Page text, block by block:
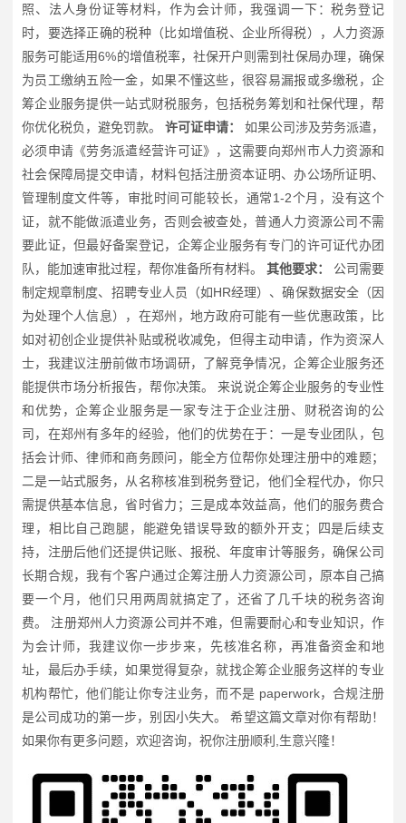
照、法人身份证等材料，作为会计师，我强调一下：税务登记
时，要选择正确的税种（比如增值税、企业所得税），人力资源
服务可能适用6%的增值税率，社保开户则需到社保局办理，确保
为员工缴纳五险一金，如果不懂这些，很容易漏报或多缴税，企
筹企业服务提供一站式财税服务，包括税务筹划和社保代理，帮
你优化税负，避免罚款。 许可证申请：
如果公司涉及劳务派遣，
必须申请《劳务派遣经营许可证》，这需要向郑州市人力资源和
社会保障局提交申请，材料包括注册资本证明、办公场所证明、
管理制度文件等，审批时间可能较长，通常1-2个月，没有这个
证，就不能做派遣业务，否则会被查处，普通人力资源公司不需
要此证，但最好备案登记，企筹企业服务有专门的许可证代办团
队，能加速审批过程，帮你准备所有材料。 其他要求：
公司需要
制定规章制度、招聘专业人员（如HR经理）、确保数据安全（因
为处理个人信息），在郑州，地方政府可能有一些优惠政策，比
如对初创企业提供补贴或税收减免，但得主动申请，作为资深人
士，我建议注册前做市场调研，了解竞争情况，企筹企业服务还
能提供市场分析报告，帮你决策。 来说说企筹企业服务的专业性
和优势，企筹企业服务是一家专注于企业注册、财税咨询的公
司，在郑州有多年的经验，他们的优势在于：一是专业团队，包
括会计师、律师和商务顾问，能全方位帮你处理注册中的难题；
二是一站式服务，从名称核准到税务登记，他们全程代办，你只
需提供基本信息，省时省力；三是成本效益高，他们的服务费合
理，相比自己跑腿，能避免错误导致的额外开支；四是后续支
持，注册后他们还提供记账、报税、年度审计等服务，确保公司
长期合规，我有个客户通过企筹注册人力资源公司，原本自己搞
要一个月，他们只用两周就搞定了，还省了几千块的税务咨询
费。 注册郑州人力资源公司并不难，但需要耐心和专业知识，作
为会计师，我建议你一步步来，先核准名称，再准备资金和地
址，最后办手续，如果觉得复杂，就找企筹企业服务这样的专业
机构帮忙，他们能让你专注业务，而不是 paperwork，合规注册
是公司成功的第一步，别因小失大。 希望这篇文章对你有帮助！
如果你有更多问题，欢迎咨询，祝你注册顺利,生意兴隆！